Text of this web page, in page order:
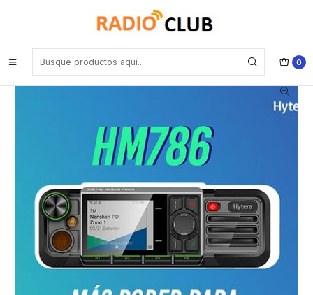
0
Hytera HM786L VHF 136-174 MHz 1024CH DMR Tier II y Analogico
25W Radio móvil incluye micrófono parlante remoto y montaje para